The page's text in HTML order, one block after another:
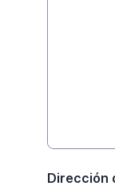
Dirección